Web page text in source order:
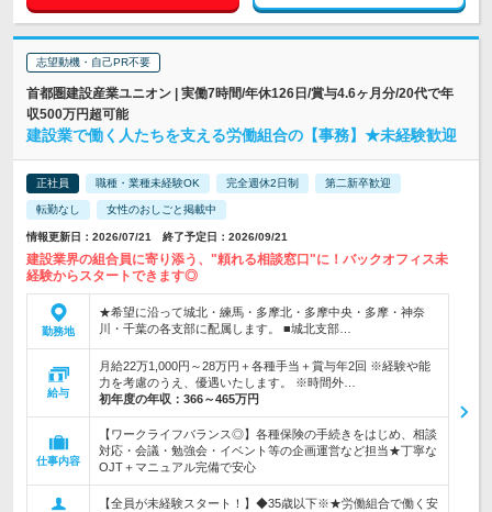
志望動機・自己PR不要
首都圏建設産業ユニオン | 実働7時間/年休126日/賞与4.6ヶ月分/20代で年
収500万円超可能
建設業で働く人たちを支える労働組合の【事務】★未経験歓迎
正社員 職種・業種未経験OK 完全週休2日制 第二新卒歓迎
転勤なし 女性のおしごと掲載中
情報更新日：2026/07/21 終了予定日：2026/09/21
建設業界の組合員に寄り添う、"頼れる相談窓口"に！バックオフィス未
経験からスタートできます◎
勤務地
★希望に沿って城北・練馬・多摩北・多摩中央・多摩・神奈
川・千葉の各支部に配属します。 ■城北支部…
給与
月給22万1,000円～28万円＋各種手当＋賞与年2回 ※経験や能
力を考慮のうえ、優遇いたします。 ※時間外…
初年度の年収： 366～465万円
仕事内容
【ワークライフバランス◎】各種保険の手続きをはじめ、相談
対応・会議・勉強会・イベント等の企画運営など担当★丁寧な
OJT＋マニュアル完備で安心
【全員が未経験スタート！】◆35歳以下※★労働組合で働く安